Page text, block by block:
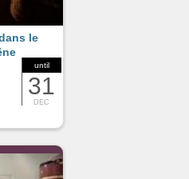
until
31
DEC
le